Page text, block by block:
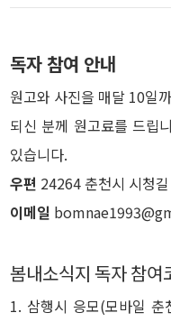
독자 참여 안내
원고와 사진을 매달 10일
되신 분께 원고료를 드립
있습니다.
우편 24264 춘천시 시청
이메일
봄내소식지 독자 참여
1. 삼행시 응모(모바일 춘